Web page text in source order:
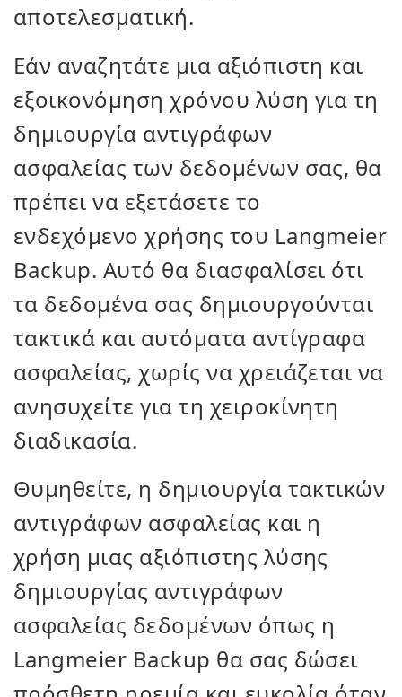
αποτελεσματική.
Εάν αναζητάτε μια αξιόπιστη και
εξοικονόμηση χρόνου λύση για τη
δημιουργία αντιγράφων
ασφαλείας των δεδομένων σας, θα
πρέπει να εξετάσετε το
ενδεχόμενο χρήσης του Langmeier
Backup. Αυτό θα διασφαλίσει ότι
τα δεδομένα σας δημιουργούνται
τακτικά και αυτόματα αντίγραφα
ασφαλείας, χωρίς να χρειάζεται να
ανησυχείτε για τη χειροκίνητη
διαδικασία.
Θυμηθείτε, η δημιουργία τακτικών
αντιγράφων ασφαλείας και η
χρήση μιας αξιόπιστης λύσης
δημιουργίας αντιγράφων
ασφαλείας δεδομένων όπως η
Langmeier Backup θα σας δώσει